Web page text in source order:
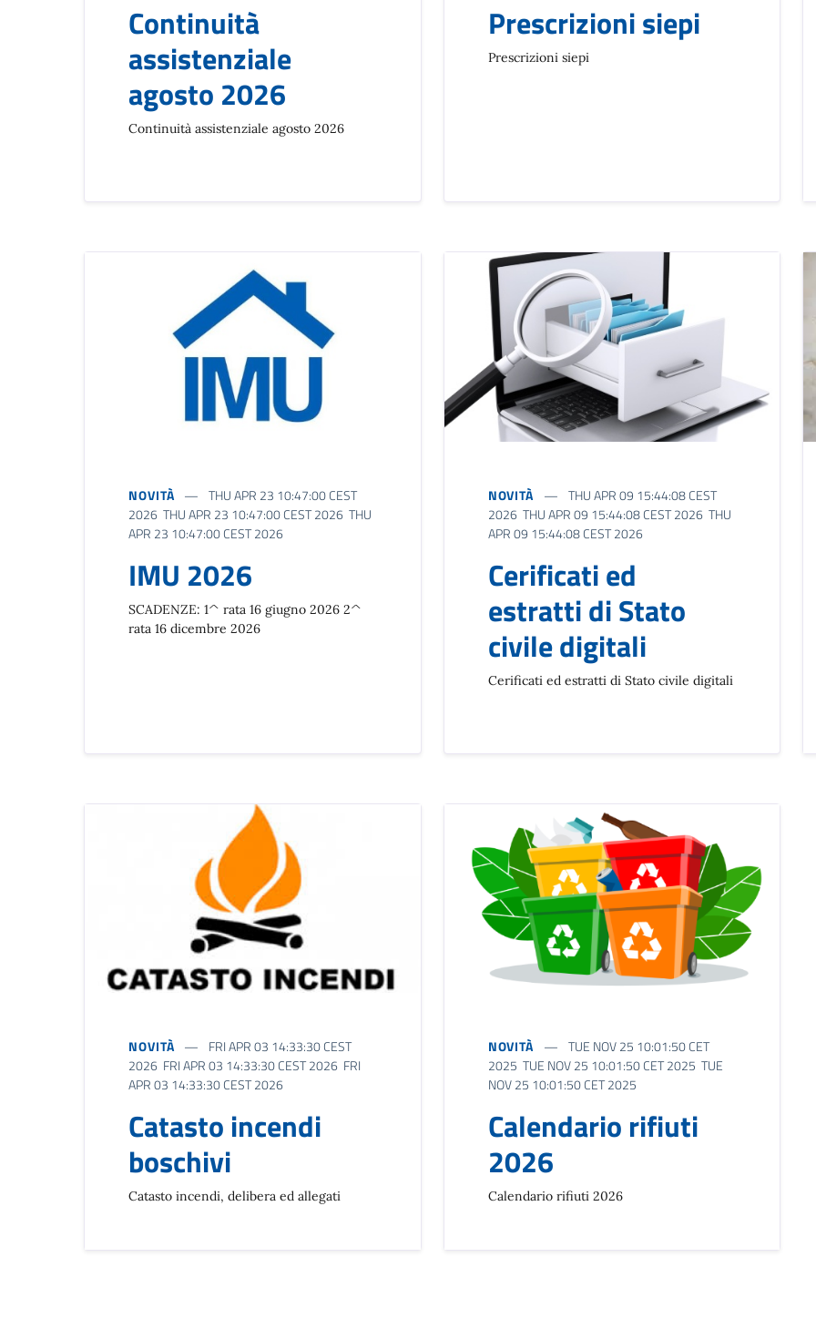
Continuità
assistenziale
agosto 2026
Continuità assistenziale agosto 2026
Prescrizioni siepi
Prescrizioni siepi
NOVITÀ
THU APR 23 10:47:00 CEST
2026 THU APR 23 10:47:00 CEST 2026 THU
APR 23 10:47:00 CEST 2026
IMU 2026
SCADENZE: 1^ rata 16 giugno 2026 2^
rata 16 dicembre 2026
NOVITÀ
THU APR 09 15:44:08 CEST
2026 THU APR 09 15:44:08 CEST 2026 THU
APR 09 15:44:08 CEST 2026
Cerificati ed
estratti di Stato
civile digitali
Cerificati ed estratti di Stato civile digitali
NOVITÀ
FRI APR 03 14:33:30 CEST
2026 FRI APR 03 14:33:30 CEST 2026 FRI
APR 03 14:33:30 CEST 2026
Catasto incendi
boschivi
Catasto incendi, delibera ed allegati
NOVITÀ
TUE NOV 25 10:01:50 CET
2025 TUE NOV 25 10:01:50 CET 2025 TUE
NOV 25 10:01:50 CET 2025
Calendario rifiuti
2026
Calendario rifiuti 2026